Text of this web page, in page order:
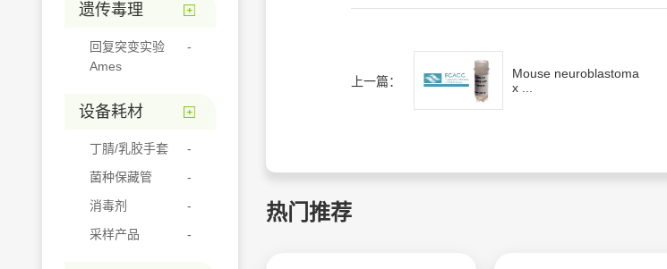
遗传毒理
回复突变实验
Ames
设备耗材
丁腈/乳胶手套
菌种保藏管
消毒剂
采样产品
上一篇：
Mouse neuroblastoma
x ...
热门推荐